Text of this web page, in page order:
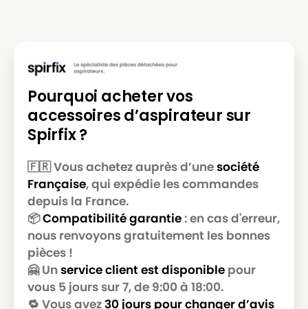
Pourquoi acheter vos
accessoires d’aspirateur sur
Spirfix ?
🇫🇷 Vous achetez auprès d’unesociété
Française, qui expédie les commandes
depuis la France.
📦Compatibilité garantie: en cas d'erreur,
nous renvoyons gratuitement les bonnes
pièces !
🤗 Un service client est disponible pour
vous 5 jours sur 7, de 9:00 à 18:00.
🔁 Vous avez30 jours pour changer d’avis